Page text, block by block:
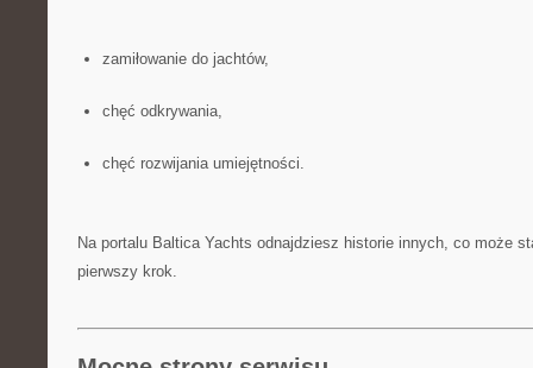
zamiłowanie do jachtów,
chęć odkrywania,
chęć rozwijania umiejętności.
Na portalu Baltica Yachts odnajdziesz historie innych, co może
pierwszy krok.